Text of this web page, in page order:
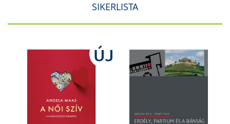
SIKERLISTA
ÚJ